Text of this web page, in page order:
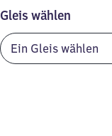
Gleis wählen